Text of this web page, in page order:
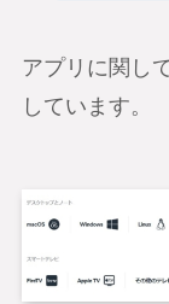
アプリに関し
しています。